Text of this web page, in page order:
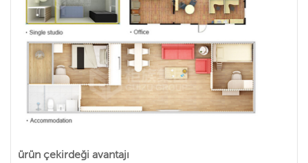
ürün çekirdeği avantajı